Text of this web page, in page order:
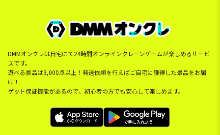
DMMオンクレは自宅にて24時間オンラインクレーンゲームが楽しめるサービ
スです。
遊べる景品は3,000点以上！発送依頼を行えばご自宅に獲得した景品をお届
け！
ゲット保証機能があるので、初心者の方でも安心して楽しめます。